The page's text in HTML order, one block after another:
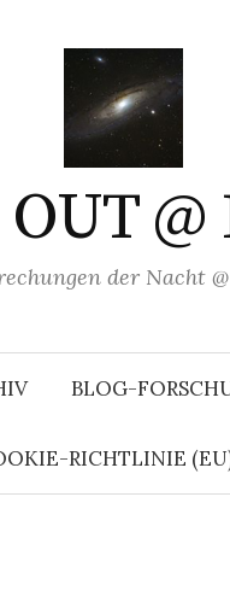
der Nacht
BLOG-
RICHTLINIE